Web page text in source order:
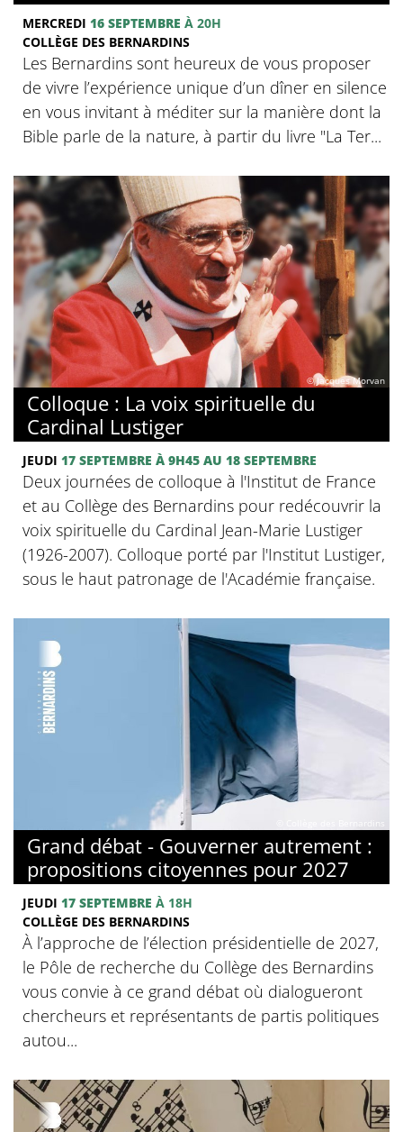
MERCREDI 16 SEPTEMBRE À 20H
COLLÈGE DES BERNARDINS
Les Bernardins sont heureux de vous proposer
de vivre l’expérience unique d’un dîner en silence
en vous invitant à méditer sur la manière dont la
Bible parle de la nature, à partir du livre "La Ter...
© Jacques Morvan
Colloque : La voix spirituelle du
Cardinal Lustiger
JEUDI 17 SEPTEMBRE À 9H45 AU 18 SEPTEMBRE
Deux journées de colloque à l'Institut de France
et au Collège des Bernardins pour redécouvrir la
voix spirituelle du Cardinal Jean-Marie Lustiger
(1926-2007). Colloque porté par l'Institut Lustiger,
sous le haut patronage de l'Académie française.
Grand débat - Gouverner autrement :
propositions citoyennes pour 2027
JEUDI 17 SEPTEMBRE À 18H
COLLÈGE DES BERNARDINS
À l’approche de l’élection présidentielle de 2027,
le Pôle de recherche du Collège des Bernardins
vous convie à ce grand débat où dialogueront
chercheurs et représentants de partis politiques
autou...